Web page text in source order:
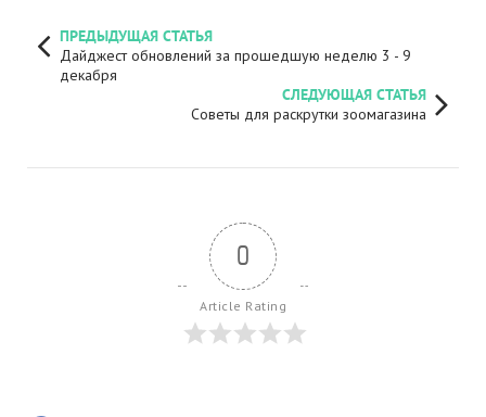
ПРЕДЫДУЩАЯ СТАТЬЯ
Дайджест обновлений за прошедшую неделю 3 - 9
декабря
СЛЕДУЮЩАЯ СТАТЬЯ
Советы для раскрутки зоомагазина
0
Article Rating